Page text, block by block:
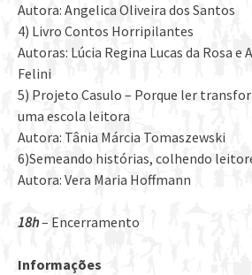
Autora: Angelica Oliveira dos Santos
4) Livro Contos Horripilantes
Autoras: Lúcia Regina Lucas da Rosa e
Felini
5) Projeto Casulo – Porque ler
uma escola leitora
Autora: Tânia Márcia Tomaszewski
6)Semeando histórias, colhendo
Autora: Vera Maria Hoffmann
18h– Encerramento
Informações